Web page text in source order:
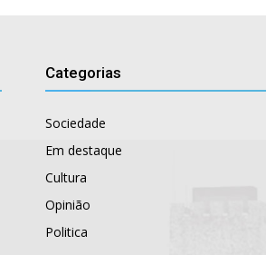
Categorias
Sociedade
Em destaque
Cultura
Opinião
Politica